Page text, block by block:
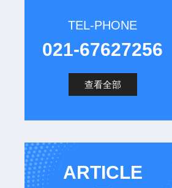
TEL-PHONE
021-67627256
查看全部
ARTICLE